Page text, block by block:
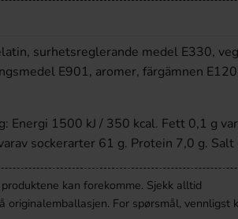
surhetsreglerande medel E330,
E901, aromer, färgämnen
Energi 1500 kJ / 350 kcal. Fett 0,1 g
sockerarter 61 g. Protein 7,0 g. Salt
kan forekomme. Sjekk alltid
originalemballasjen. For spørsmål, vennligst